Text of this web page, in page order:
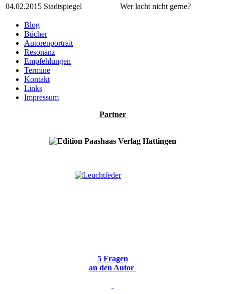
04.02.2015 Stadtspiegel Wer lacht nicht gerne?
Blog
Bücher
Autorenportrait
Resonanz
Empfehlungen
Termine
Kontakt
Links
Impressum
Partner
5 Fragen
an den Autor